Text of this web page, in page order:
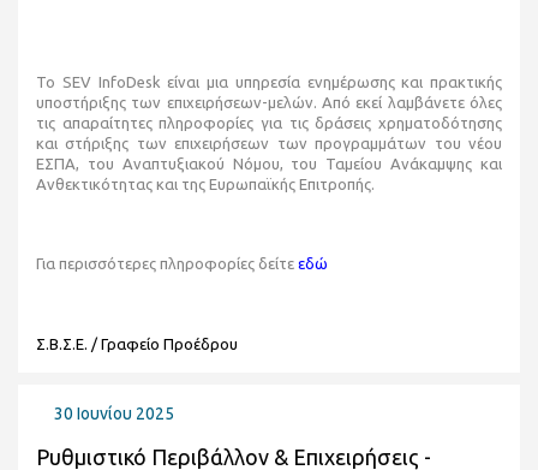
To SEV InfoDesk είναι μια υπηρεσία ενημέρωσης και πρακτικής
υποστήριξης των επιχειρήσεων-μελών. Από εκεί λαμβάνετε όλες
τις απαραίτητες πληροφορίες για τις δράσεις χρηματοδότησης
και στήριξης των επιχειρήσεων των προγραμμάτων του νέου
ΕΣΠΑ, του Αναπτυξιακού Νόμου, του Ταμείου Ανάκαμψης και
Ανθεκτικότητας και της Ευρωπαϊκής Επιτροπής.
Για περισσότερες πληροφορίες δείτε εδώ
Σ.Β.Σ.Ε. / Γραφείο Προέδρου
30 Ιουνίου 2025
Ρυθμιστικό Περιβάλλον & Επιχειρήσεις -